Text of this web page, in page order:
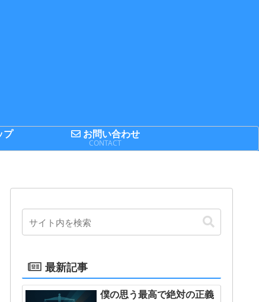
プ お問い合わせ
CONTACT
最新記事
僕の思う最高で絶対の正義